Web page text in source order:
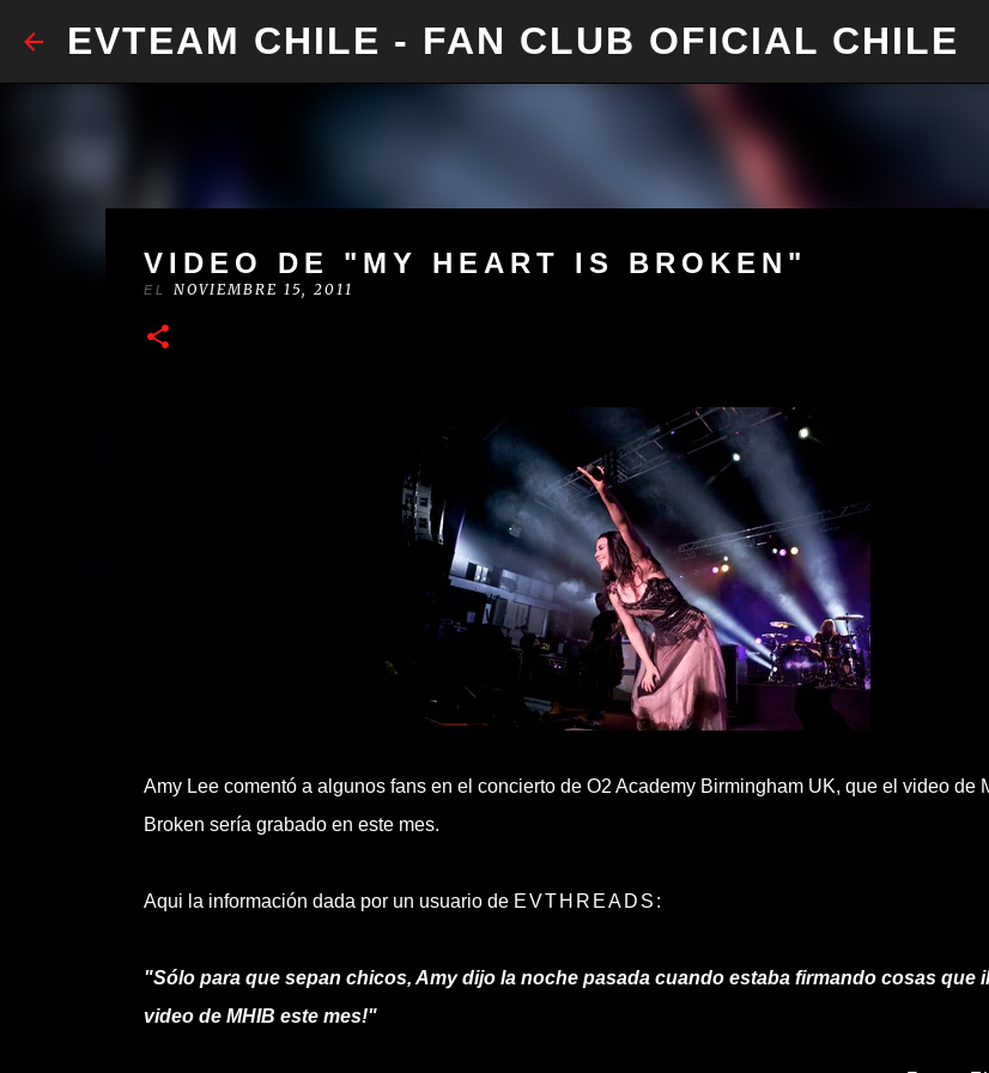
IR AL CONTENIDO PRINCIPAL
​EVTEAM CHILE - FAN CLUB OFICIAL CHILE
VIDEO DE "MY HEART IS BROKEN"
EL NOVIEMBRE 15, 2011
Amy Lee comentó a algunos fans en el concierto de O2 Academy Birmingham UK, que el video de
Broken sería grabado en este mes.
Aqui la información dada por un usuario de EVTHREADS :
"Sólo para que sepan chicos, Amy dijo la noche pasada cuando estaba firmando cosas que
video de MHIB este mes!"